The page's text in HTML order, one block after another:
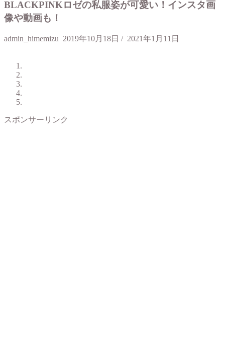
BLACKPINKロゼの私服姿が可愛い！インスタ画
像や動画も！
admin_himemizu 2019年10月18日 / 2021年1月11日
スポンサーリンク